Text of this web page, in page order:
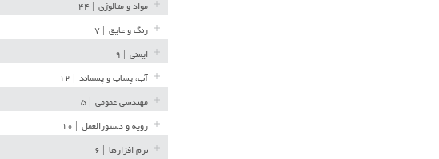
مواد و متالوژی
رنگ و عایق
ایمنی
آب، پساب و پسماند
مهندسی عمومی
رویه و دستورالعمل
نرم افزارها